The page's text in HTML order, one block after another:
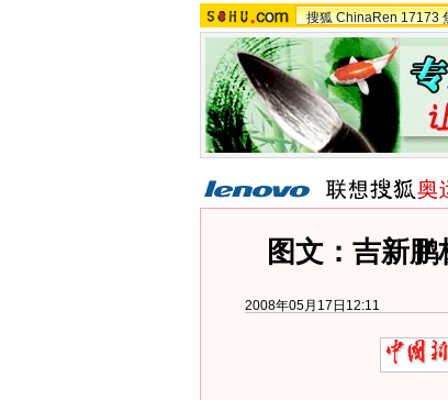
搜狐 ChinaRen 17173
图文：吉新
2008年05月17日12:11